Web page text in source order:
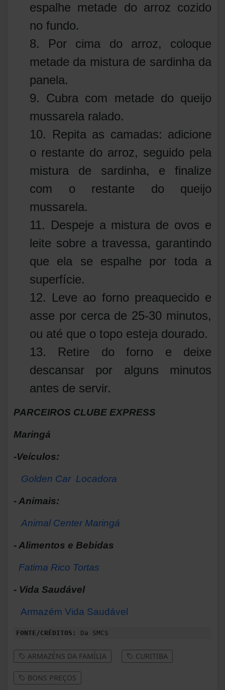
espalhe metade do arroz cozido
no fundo.
8. Por cima do arroz, coloque
metade da mistura de sardinha da
panela.
9. Cubra com metade do queijo
mussarela ralado.
10. Repita as camadas: adicione
o restante do arroz, seguido pela
mistura de sardinha, e finalize
com o restante do queijo
mussarela.
11. Despeje a mistura de ovos e
leite sobre a travessa, garantindo
que ela se espalhe por toda a
superfície.
12. Leve ao forno preaquecido e
asse por cerca de 25-30 minutos,
ou até que o topo esteja dourado.
13. Retire do forno e deixe
descansar por alguns minutos
antes de servir.
PARCEIROS CLUBE EXPRESS
Maringá
-Veículos:
Golden Car Locadora
- Animais:
Animal Center Maringá
- Alimentos e Bebidas
Fatima Rico Tortas
- Vida Saudável
Armazém Vida Saudável
FONTE/CRÉDITOS: Da SMCS
ARMAZÉNS DA FAMÍLIA CURITIBA
BONS PREÇOS